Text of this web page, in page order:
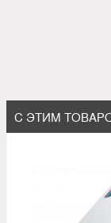
С ЭТИМ